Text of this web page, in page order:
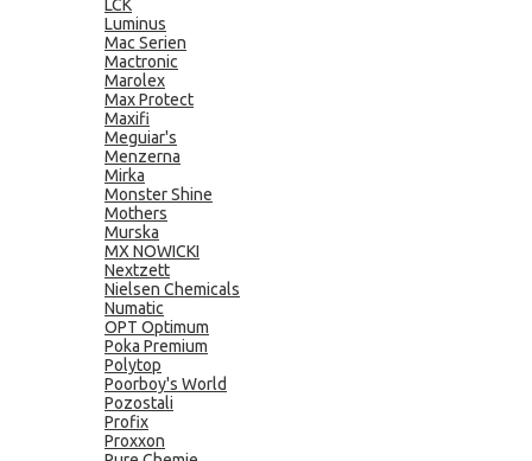
LCK
Luminus
Mac Serien
Mactronic
Marolex
Max Protect
Maxifi
Meguiar's
Menzerna
Mirka
Monster Shine
Mothers
Murska
MX NOWICKI
Nextzett
Nielsen Chemicals
Numatic
OPT Optimum
Poka Premium
Polytop
Poorboy's World
Pozostali
Profix
Proxxon